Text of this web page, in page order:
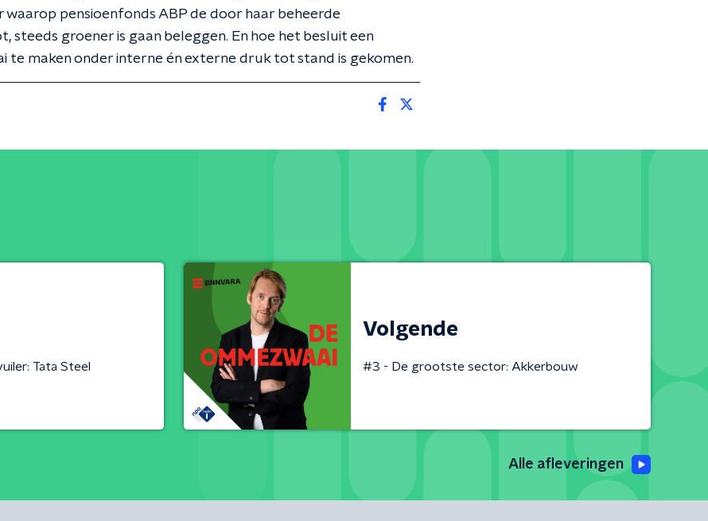
waarop pensioenfonds ABP de door haar beheerde
steeds groener is gaan beleggen. En hoe het besluit een
te maken onder interne én externe druk tot stand is gekomen.
Tata Steel
Volgende
#3 - De grootste sector: Akkerbouw
Alle afleveringen